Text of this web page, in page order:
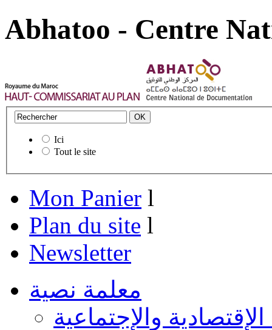
Abhatoo - Centre
Ici
Tout le site
Mon Panier l
Plan du site l
Newsletter
معلمة نصية
الإقتصادية والإجتماعية